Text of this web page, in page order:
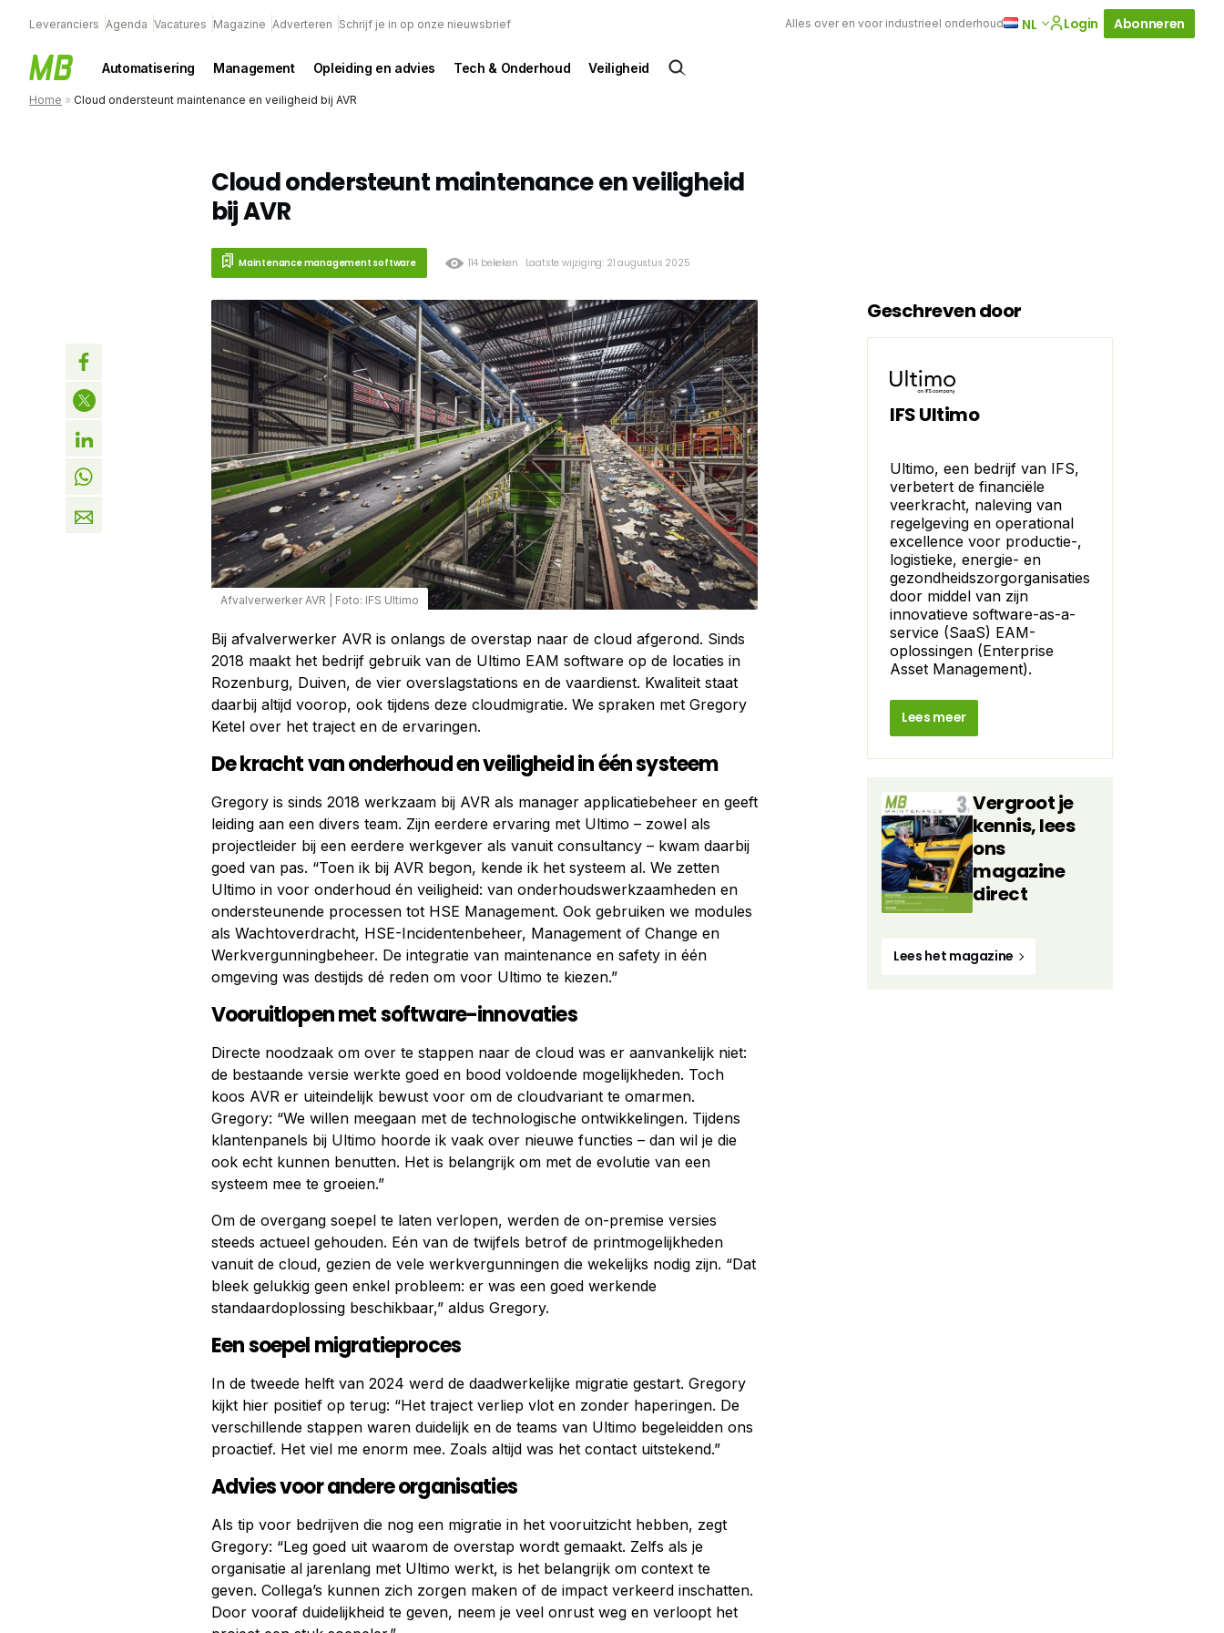
Leveranciers Agenda Vacatures Magazine Adverteren Schrijf je in op onze nieuwsbrief Alles over en voor industrieel onderhoud NL Login Abonneren
Automatisering Management Opleiding en advies Tech & Onderhoud Veiligheid
Home » Cloud ondersteunt maintenance en veiligheid bij AVR
Cloud ondersteunt maintenance en veiligheid
bij AVR
Maintenance management software 114 bekeken Laatste wijziging: 21 augustus 2025
Afvalverwerker AVR Foto: IFS Ultimo
Bij afvalverwerker AVR is onlangs de overstap naar de cloud afgerond. Sinds
2018 maakt het bedrijf gebruik van de Ultimo EAM software op de locaties in
Rozenburg, Duiven, de vier overslagstations en de vaardienst. Kwaliteit staat
daarbij altijd voorop, ook tijdens deze cloudmigratie. We spraken met Gregory
Ketel over het traject en de ervaringen.
De kracht van onderhoud en veiligheid in één systeem
Gregory is sinds 2018 werkzaam bij AVR als manager applicatiebeheer en geeft
leiding aan een divers team. Zijn eerdere ervaring met Ultimo – zowel als
projectleider bij een eerdere werkgever als vanuit consultancy – kwam daarbij
goed van pas. “Toen ik bij AVR begon, kende ik het systeem al. We zetten
Ultimo in voor onderhoud én veiligheid: van onderhoudswerkzaamheden en
ondersteunende processen tot HSE Management. Ook gebruiken we modules
als Wachtoverdracht, HSE-Incidentenbeheer, Management of Change en
Werkvergunningbeheer. De integratie van maintenance en safety in één
omgeving was destijds dé reden om voor Ultimo te kiezen.”
Vooruitlopen met software-innovaties
Directe noodzaak om over te stappen naar de cloud was er aanvankelijk niet:
de bestaande versie werkte goed en bood voldoende mogelijkheden. Toch
koos AVR er uiteindelijk bewust voor om de cloudvariant te omarmen.
Gregory: “We willen meegaan met de technologische ontwikkelingen. Tijdens
klantenpanels bij Ultimo hoorde ik vaak over nieuwe functies – dan wil je die
ook echt kunnen benutten. Het is belangrijk om met de evolutie van een
systeem mee te groeien.”
Om de overgang soepel te laten verlopen, werden de on-premise versies
steeds actueel gehouden. Eén van de twijfels betrof de printmogelijkheden
vanuit de cloud, gezien de vele werkvergunningen die wekelijks nodig zijn. “Dat
bleek gelukkig geen enkel probleem: er was een goed werkende
standaardoplossing beschikbaar,” aldus Gregory.
Een soepel migratieproces
In de tweede helft van 2024 werd de daadwerkelijke migratie gestart. Gregory
kijkt hier positief op terug: “Het traject verliep vlot en zonder haperingen. De
verschillende stappen waren duidelijk en de teams van Ultimo begeleidden ons
proactief. Het viel me enorm mee. Zoals altijd was het contact uitstekend.”
Advies voor andere organisaties
Als tip voor bedrijven die nog een migratie in het vooruitzicht hebben, zegt
Gregory: “Leg goed uit waarom de overstap wordt gemaakt. Zelfs als je
organisatie al jarenlang met Ultimo werkt, is het belangrijk om context te
geven. Collega’s kunnen zich zorgen maken of de impact verkeerd inschatten.
Door vooraf duidelijkheid te geven, neem je veel onrust weg en verloopt het
Geschreven door
IFS Ultimo
Ultimo, een bedrijf van IFS,
verbetert de financiële
veerkracht, naleving van
regelgeving en operational
excellence voor productie-,
logistieke, energie- en
gezondheidszorgorganisaties
door middel van zijn
innovatieve software-as-a-
service (SaaS) EAM-
oplossingen (Enterprise
Asset Management).
Lees meer
Vergroot je
kennis, lees
ons
magazine
direct
Lees het magazine